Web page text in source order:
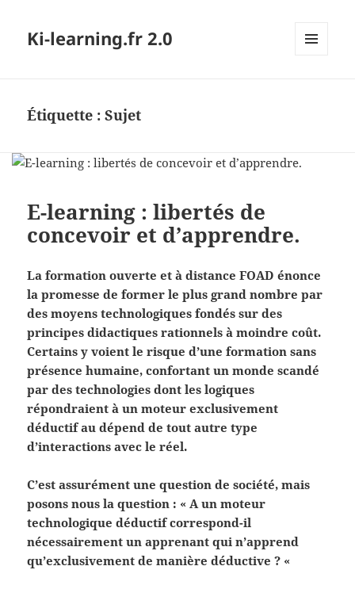
Ki-learning.fr 2.0
Étiquette :Sujet
E-learning : libertés de
concevoir et d’apprendre.
La formation ouverte et à distance FOAD énonce
la promesse de former le plus grand nombre par
des moyens technologiques fondés sur des
principes didactiques rationnels à moindre coût.
Certains y voient le risque d’une formation sans
présence humaine, confortant un monde scandé
par des technologies dont les logiques
répondraient à un moteur exclusivement
déductif au dépend de tout autre type
d’interactions avec le réel.
C’est assurément une question de société, mais
posons nous la question : « A un moteur
technologique déductif correspond-il
nécessairement un apprenant qui n’apprend
qu’exclusivement de manière déductive ? «